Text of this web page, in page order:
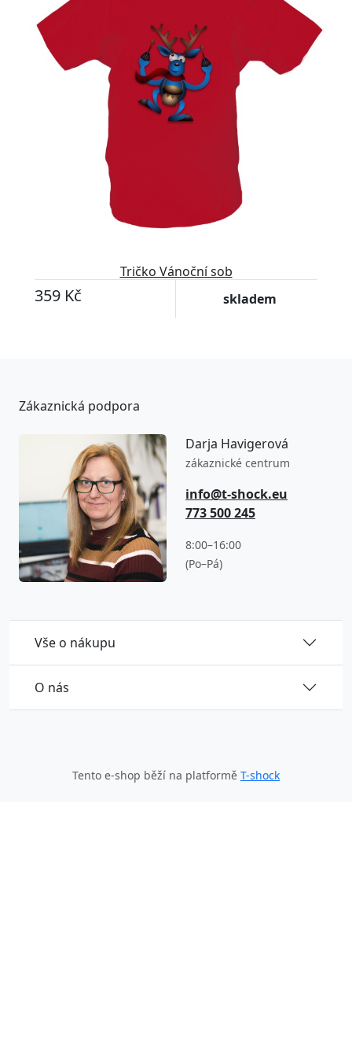
Tričko Vánoční sob
359 Kč skladem
Vše o nákupu
O nás
Zákaznická podpora
Darja Havigerová
zákaznické centrum
info@t-shock.eu
773 500 245
8:00–16:00
(Po–Pá)
Tento e-shop běží na platformě T-shock